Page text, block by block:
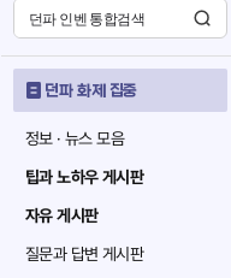
던파 화제 집중
정보 · 뉴스 모음
팁과 노하우 게시판
자유 게시판
질문과 답변 게시판